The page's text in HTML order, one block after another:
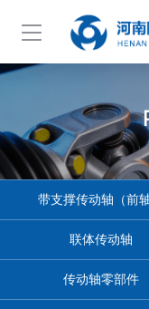
带支撑传动轴（前轴
联体传动轴
传动轴零部件